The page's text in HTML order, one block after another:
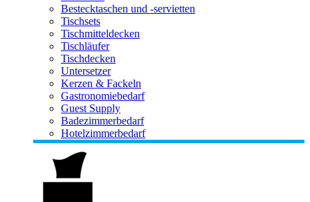
Bestecktaschen und -servietten
Tischsets
Tischmitteldecken
Tischläufer
Tischdecken
Untersetzer
Kerzen & Fackeln
Gastronomiebedarf
Guest Supply
Badezimmerbedarf
Hotelzimmerbedarf